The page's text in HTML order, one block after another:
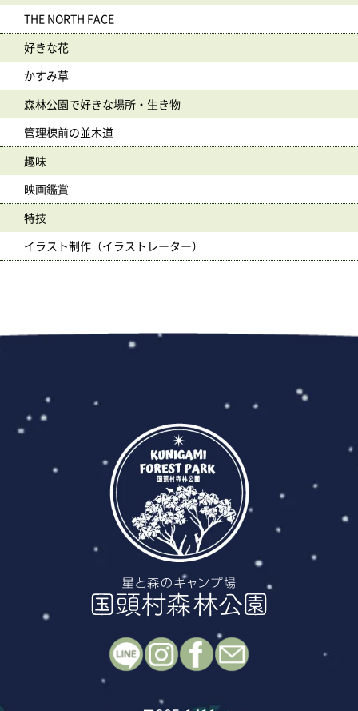
THE NORTH FACE
好きな花
かすみ草
森林公園で好きな場所・生き物
管理棟前の並木道
趣味
映画鑑賞
特技
イラスト制作（イラストレーター）